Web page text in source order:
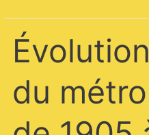
du
Évolution
du
plan
métro
parisien
1905